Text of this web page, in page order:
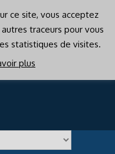
ce site, vous acceptez
traceurs pour vous
statistiques de visites.
plus